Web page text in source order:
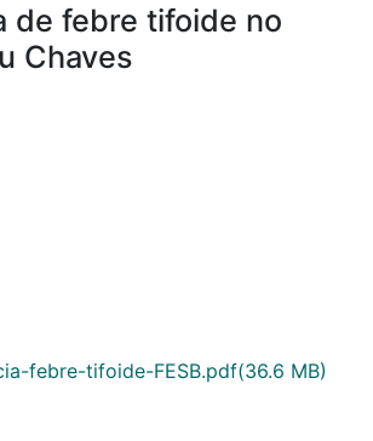
de febre tifoide no
Chaves
febre-tifoide-FESB.pdf(36.6 MB)